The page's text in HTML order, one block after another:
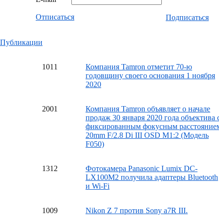
Отписаться Подписаться
Публикации
1011
Компания Tamron отметит 70-ю
годовщину своего основания 1 ноября
2020
2001
Компания Tamron объявляет о начале
продаж 30 января 2020 года объектива
фиксированным фокусным
20mm F/2.8 Di III OSD M1:2 (Модель
F050)
1312
Фотокамера Panasonic Lumix DC-
LX100M2 получила адаптеры Bluetooth
и Wi-Fi
1009 Nikon Z 7 против Sony a7R III.